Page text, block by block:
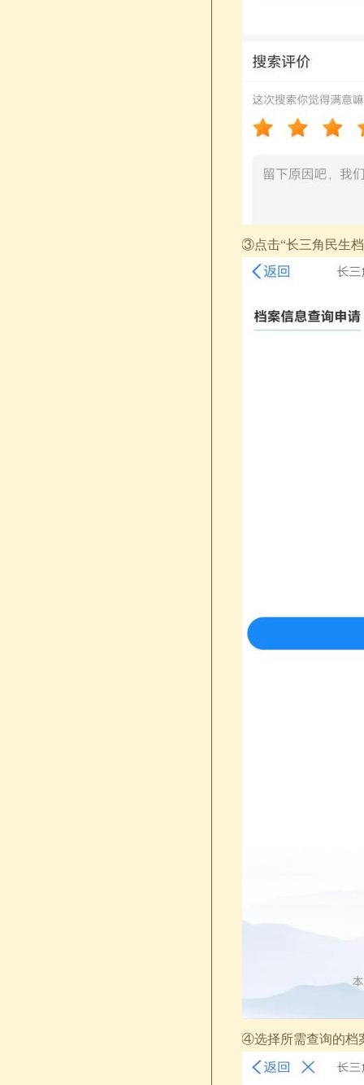
③点击“长三角民生
④选择所需查询的档